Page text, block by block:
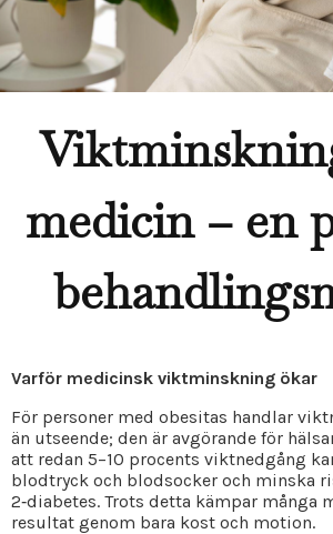
medicin – en
Varför medicinsk viktminskning ökar
För personer med obesitas handlar
än utseende; den är avgörande för
att redan 5–10 procents viktnedgång
blodtryck och blodsocker och minska
2‑diabetes. Trots detta kämpar många
resultat genom bara kost och motion.